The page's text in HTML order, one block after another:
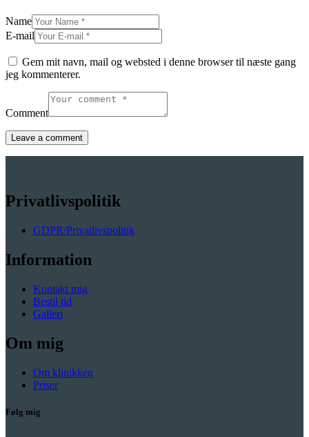
Name
E-mail
Gem mit navn, mail og websted i denne browser til næste gang
jeg kommenterer.
Comment
Privatlivspolitik
GDPR/Privatlivspolitik
Information
Kontakt mig
Bestil tid
Galleri
Om mig
Om klinikken
Priser
Følg mig